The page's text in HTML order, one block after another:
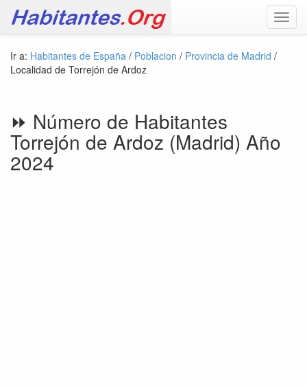
Ir a: Habitantes de España / Poblacion / Provincia de Madrid /
Localidad de Torrejón de Ardoz
⏩ Número de Habitantes
Torrejón de Ardoz (Madrid) Año
2024